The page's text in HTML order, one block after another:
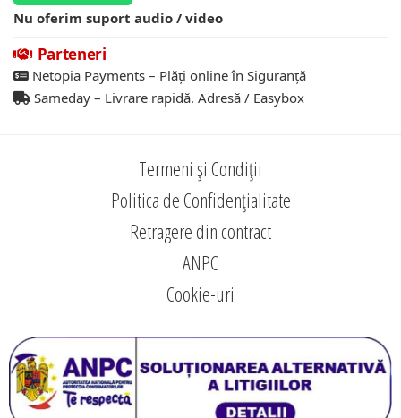
Nu oferim suport audio / video
Parteneri
Netopia Payments – Plăți online în Siguranță
Sameday – Livrare rapidă. Adresă / Easybox
Termeni și Condiții
Politica de Confidențialitate
Retragere din contract
ANPC
Cookie-uri